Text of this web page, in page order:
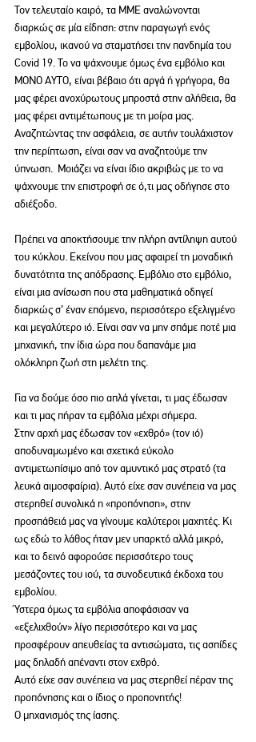
Τον τελευταίο καιρό, τα ΜΜΕ αναλώνονται
διαρκώς σε μία είδηση: στην παραγωγή ενός
εμβολίου, ικανού να σταματήσει την πανδημία του
Covid 19. Το να ψάχνουμε όμως ένα εμβόλιο και
MONO ΑΥΤΟ, είναι βέβαιο ότι αργά ή γρήγορα, θα
μας φέρει ανοχύρωτους μπροστά στην αλήθεια, θα
μας φέρει αντιμέτωπους με τη μοίρα μας.
Αναζητώντας την ασφάλεια, σε αυτήν τουλάχιστον
την περίπτωση, είναι σαν να αναζητούμε την
ύπνωση.  Μοιάζει να είναι ίδιο ακριβώς με το να
ψάχνουμε την επιστροφή σε ό,τι μας οδήγησε στο
αδιέξοδο.
Πρέπει να αποκτήσουμε την πλήρη αντίληψη αυτού
του κύκλου. Εκείνου που μας αφαιρεί τη μοναδική
δυνατότητα της απόδρασης. Εμβόλιο στο εμβόλιο,
είναι μια ανίσωση που στα μαθηματικά οδηγεί
διαρκώς σ’ έναν επόμενο, περισσότερο εξελιγμένο
και μεγαλύτερο ιό. Είναι σαν να μην σπάμε ποτέ μια
μηχανική, την ίδια ώρα που δαπανάμε μια
ολόκληρη ζωή στη μελέτη της.
Για να δούμε όσο πιο απλά γίνεται, τι μας έδωσαν
και τι μας πήραν τα εμβόλια μέχρι σήμερα.
Στην αρχή μας έδωσαν τον «εχθρό» (τον ιό)
αποδυναμωμένο και σχετικά εύκολο
αντιμετωπίσιμο από τον αμυντικό μας στρατό (τα
λευκά αιμοσφαίρια). Αυτό είχε σαν συνέπεια να μας
στερηθεί συνολικά η «προπόνηση», στην
προσπάθειά μας να γίνουμε καλύτεροι μαχητές. Κι
ως εδώ το λάθος ήταν μεν υπαρκτό αλλά μικρό,
και το δεινό αφορούσε περισσότερο τους
μεσάζοντες του ιού, τα συνοδευτικά έκδοχα του
εμβολίου.
Ύστερα όμως τα εμβόλια αποφάσισαν να
«εξελιχθούν» λίγο περισσότερο και να μας
προσφέρουν απευθείας τα αντισώματα, τις ασπίδες
μας δηλαδή απέναντι στον εχθρό.
Αυτό είχε σαν συνέπεια να μας στερηθεί πέραν της
προπόνησης και ο ίδιος ο προπονητής!
Ο μηχανισμός της ίασης.